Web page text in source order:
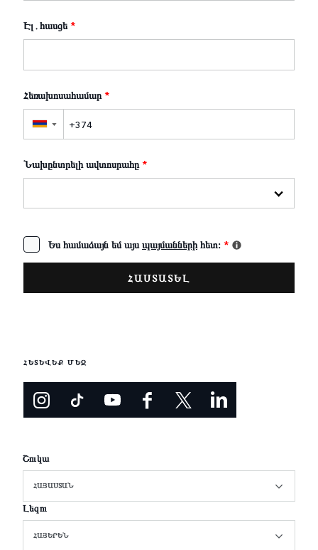
Էլ․հասցե *
Հեռախոսահամար *
▼
Նախընտրելի ավտոսրահը *
Ես համաձայն եմ այս պայմանների հետ։ *
ՀԵՏԵՎԵՔ ՄԵԶ
Շուկա
ՀԱՅԱՍՏԱՆ
Լեզու
ՀԱՅԵՐԵՆ